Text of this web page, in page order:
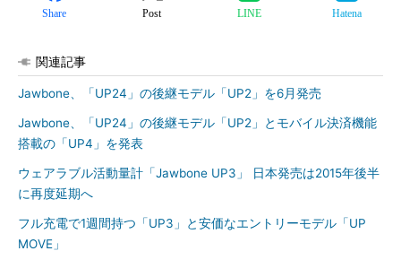
Share Post LINE Hatena
関連記事
Jawbone、「UP24」の後継モデル「UP2」を6月発売
Jawbone、「UP24」の後継モデル「UP2」とモバイル決済機能
搭載の「UP4」を発表
ウェアラブル活動量計「Jawbone UP3」 日本発売は2015年後半
に再度延期へ
フル充電で1週間持つ「UP3」と安価なエントリーモデル「UP
MOVE」